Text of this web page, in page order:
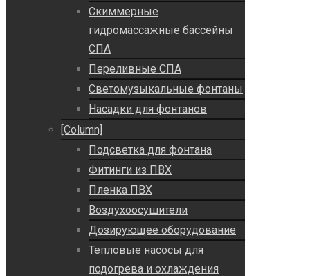
Скиммерные
гидромассажные бассейны
СПА
Переливные СПА
Светомузыкальные фонтаны
Насадки для фонтанов
[Column]
Подсветка для фонтана
Фитинги из ПВХ
Пленка ПВХ
Воздухоосушители
Дозирующее оборудование
Тепловые насосы для
подогрева и охлаждения